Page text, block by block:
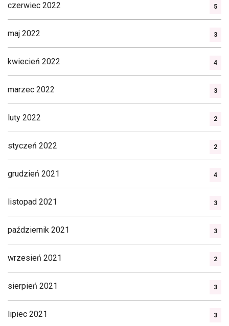
czerwiec 2022 5
maj 2022 3
kwiecień 2022 4
marzec 2022 3
luty 2022 2
styczeń 2022 2
grudzień 2021 4
listopad 2021 3
październik 2021 3
wrzesień 2021 2
sierpień 2021 3
lipiec 2021 3